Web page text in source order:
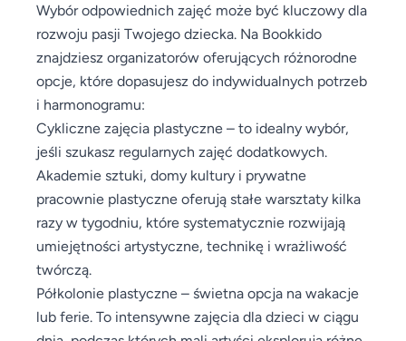
Wybór odpowiednich zajęć może być kluczowy dla
rozwoju pasji Twojego dziecka. Na Bookkido
znajdziesz organizatorów oferujących różnorodne
opcje, które dopasujesz do indywidualnych potrzeb
i harmonogramu:
Cykliczne zajęcia plastyczne – to idealny wybór,
jeśli szukasz regularnych zajęć dodatkowych.
Akademie sztuki, domy kultury i prywatne
pracownie plastyczne oferują stałe warsztaty kilka
razy w tygodniu, które systematycznie rozwijają
umiejętności artystyczne, technikę i wrażliwość
twórczą.
Półkolonie plastyczne – świetna opcja na wakacje
lub ferie. To intensywne zajęcia dla dzieci w ciągu